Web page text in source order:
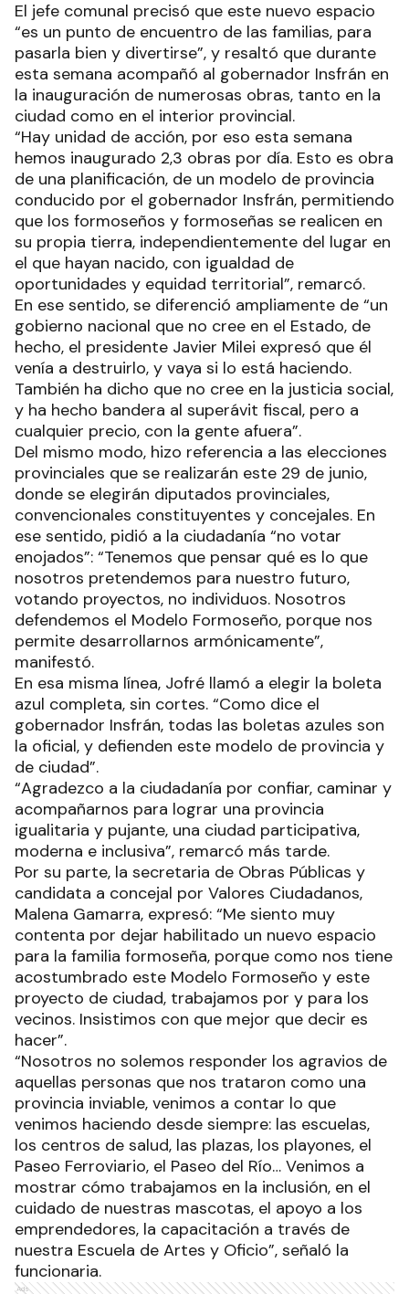
El jefe comunal precisó que este nuevo espacio
“es un punto de encuentro de las familias, para
pasarla bien y divertirse”, y resaltó que durante
esta semana acompañó al gobernador Insfrán en
la inauguración de numerosas obras, tanto en la
ciudad como en el interior provincial.
“Hay unidad de acción, por eso esta semana
hemos inaugurado 2,3 obras por día. Esto es obra
de una planificación, de un modelo de provincia
conducido por el gobernador Insfrán, permitiendo
que los formoseños y formoseñas se realicen en
su propia tierra, independientemente del lugar en
el que hayan nacido, con igualdad de
oportunidades y equidad territorial”, remarcó.
En ese sentido, se diferenció ampliamente de “un
gobierno nacional que no cree en el Estado, de
hecho, el presidente Javier Milei expresó que él
venía a destruirlo, y vaya si lo está haciendo.
También ha dicho que no cree en la justicia social,
y ha hecho bandera al superávit fiscal, pero a
cualquier precio, con la gente afuera”.
Del mismo modo, hizo referencia a las elecciones
provinciales que se realizarán este 29 de junio,
donde se elegirán diputados provinciales,
convencionales constituyentes y concejales. En
ese sentido, pidió a la ciudadanía “no votar
enojados”: “Tenemos que pensar qué es lo que
nosotros pretendemos para nuestro futuro,
votando proyectos, no individuos. Nosotros
defendemos el Modelo Formoseño, porque nos
permite desarrollarnos armónicamente”,
manifestó.
En esa misma línea, Jofré llamó a elegir la boleta
azul completa, sin cortes. “Como dice el
gobernador Insfrán, todas las boletas azules son
la oficial, y defienden este modelo de provincia y
de ciudad”.
“Agradezco a la ciudadanía por confiar, caminar y
acompañarnos para lograr una provincia
igualitaria y pujante, una ciudad participativa,
moderna e inclusiva”, remarcó más tarde.
Por su parte, la secretaria de Obras Públicas y
candidata a concejal por Valores Ciudadanos,
Malena Gamarra, expresó: “Me siento muy
contenta por dejar habilitado un nuevo espacio
para la familia formoseña, porque como nos tiene
acostumbrado este Modelo Formoseño y este
proyecto de ciudad, trabajamos por y para los
vecinos. Insistimos con que mejor que decir es
hacer”.
“Nosotros no solemos responder los agravios de
aquellas personas que nos trataron como una
provincia inviable, venimos a contar lo que
venimos haciendo desde siempre: las escuelas,
los centros de salud, las plazas, los playones, el
Paseo Ferroviario, el Paseo del Río… Venimos a
mostrar cómo trabajamos en la inclusión, en el
cuidado de nuestras mascotas, el apoyo a los
emprendedores, la capacitación a través de
nuestra Escuela de Artes y Oficio”, señaló la
funcionaria.
Ads